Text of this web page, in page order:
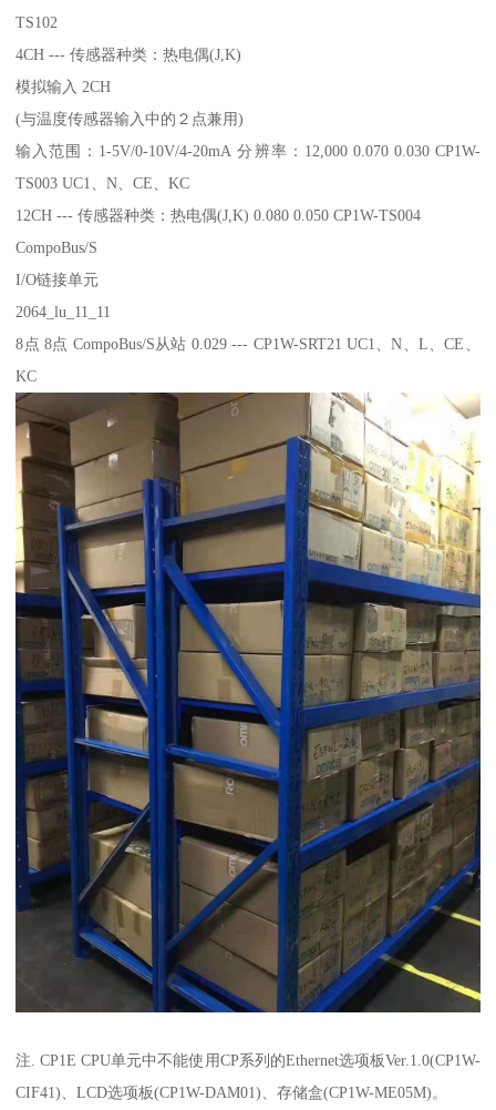
TS102
4CH --- 传感器种类：热电偶(J,K)
模拟输入 2CH
(与温度传感器输入中的２点兼用)
输入范围：1-5V/0-10V/4-20mA 分辨率：12,000 0.070 0.030 CP1W-
TS003 UC1、N、CE、KC
12CH --- 传感器种类：热电偶(J,K) 0.080 0.050 CP1W-TS004
CompoBus/S
I/O链接单元
2064_lu_11_11
8点 8点 CompoBus/S从站 0.029 --- CP1W-SRT21 UC1、N、L、CE、
KC
注. CP1E CPU单元中不能使用CP系列的Ethernet选项板Ver.1.0(CP1W-
CIF41)、LCD选项板(CP1W-DAM01)、存储盒(CP1W-ME05M)。